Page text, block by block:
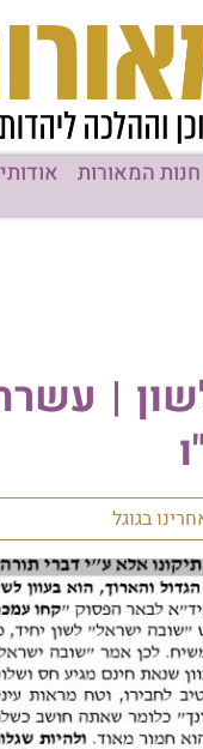
אודותינו
עשרת ימי